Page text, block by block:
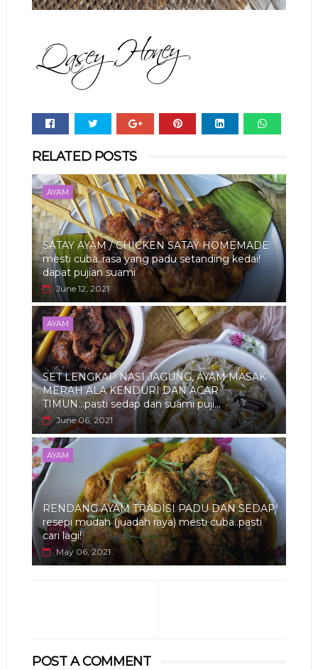
RELATED POSTS
AYAM
SATAY AYAM / CHICKEN SATAY HOMEMADE
mesti cuba..rasa yang padu setanding kedai!
dapat pujian suami
June 12, 2021
AYAM
SET LENGKAP NASI JAGUNG, AYAM MASAK
MERAH ALA KENDURI DAN ACAR
TIMUN...pasti sedap dan suami puji...
June 06, 2021
AYAM
RENDANG AYAM TRADISI PADU DAN SEDAP
resepi mudah (juadah raya) mesti cuba..pasti
cari lagi!
May 06, 2021
POST A COMMENT